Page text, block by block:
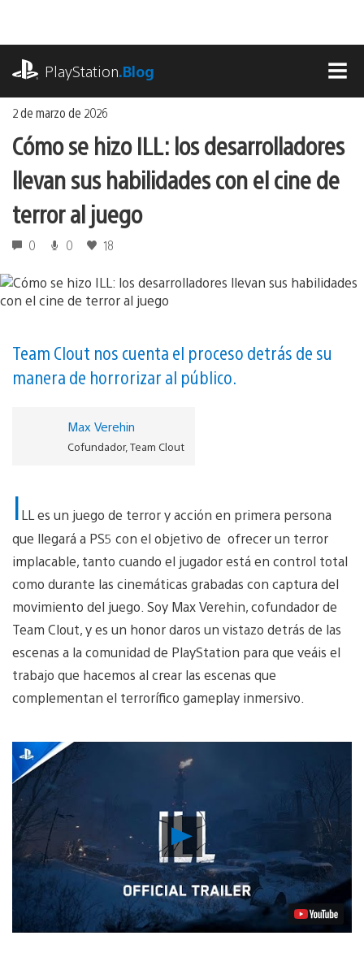
contenido
PlayStation.Blog
2 de marzo de 2026
Cómo se hizo ILL: los desarrolladores
llevan sus habilidades con el cine de
terror al juego
0 0 18
Team Clout nos cuenta el proceso detrás de su
manera de horrorizar al público.
Max Verehin
Cofundador, Team Clout
ILL es un juego de terror y acción en primera persona
que llegará a PS5 con el objetivo de ofrecer un terror
implacable, tanto cuando el jugador está en control total
como durante las cinemáticas grabadas con captura del
movimiento del juego. Soy Max Verehin, cofundador de
Team Clout, y es un honor daros un vistazo detrás de las
escenas a la comunidad de PlayStation para que veáis el
trabajo que hacemos al crear las escenas que
complementan el terrorífico gameplay inmersivo.
Reproducir
vídeo